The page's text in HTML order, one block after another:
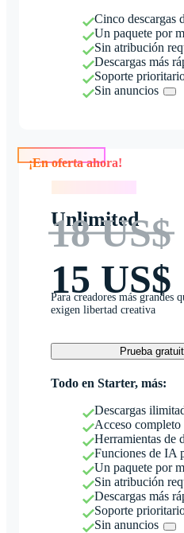
Cinco descargas
Un paquete por
Sin atribución
Descargas más
Soporte
Sin anuncios
Unlimited
18 US$
15 US$
Para creadores más grandes
exigen libertad creativa
Prueba
Todo en Starter, más:
Descargas
Acceso
Herramientas de
Funciones de IA
Un paquete por
Sin atribución
Descargas más
Soporte
Sin anuncios